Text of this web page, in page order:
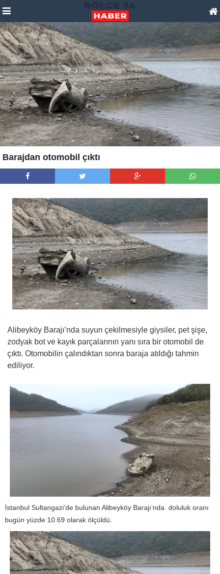
Barajdan otomobil çıktı
Alibeyköy Barajı’nda suyun çekilmesiyle giysiler, pet şişe,
zodyak bot ve kayık parçalarının yanı sıra bir otomobil de
çıktı. Otomobilin çalındıktan sonra baraja atıldığı tahmin
ediliyor.
İstanbul Sultangazi’de bulunan Alibeyköy Barajı’nda doluluk oranı
bugün yüzde 10.69 olarak ölçüldü.